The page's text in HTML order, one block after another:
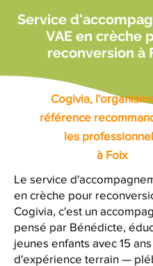
Service
VAE en crèche
reconversion à
Cogivia,
référence
les
à Foix
Le service
en crèche pour
Cogivia, c'est un
pensé par Bénédicte,
jeunes enfants avec 15 ans
d'expérience terrain —